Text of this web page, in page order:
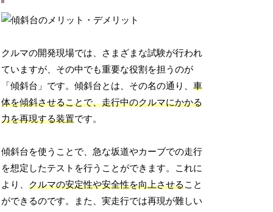
クルマの開発現場では、さまざまな試験が行われ
ていますが、その中でも重要な役割を担うのが
「傾斜台」です。傾斜台とは、その名の通り、車
体を傾斜させることで、走行中のクルマにかかる
力を再現する装置です。
傾斜台を使うことで、急な坂道やカーブでの走行
を想定したテストを行うことができます。これに
より、クルマの安定性や安全性を向上させること
ができるのです。また、実走行では再現が難しい